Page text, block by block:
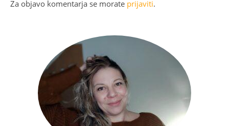
Za objavo komentarja se morate prijaviti.